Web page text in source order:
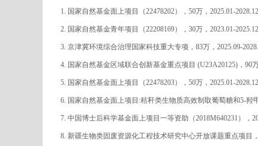
1. 国家自然基金面上项目（22478202），50万，2025.01-
2. 国家自然基金青年项目（22208169），30万，2023.01-
3. 京津冀环境综合治理国家科技重大专项，83万，2025.09-
4. 国家自然基金区域联合创新基金重点项目 (U23A20125)，90万
5. 国家自然基金面上项目（22478203），50万，2025.01-2028.12
6. 国家自然基金面上项目:秸秆类生物质高效制取葡萄糖和5-羟
7. 中国博士后科学基金面上项目一等资助（2018M640231），
8. 新疆生物类固废资源化工程技术研究中心开放课题重点项目，